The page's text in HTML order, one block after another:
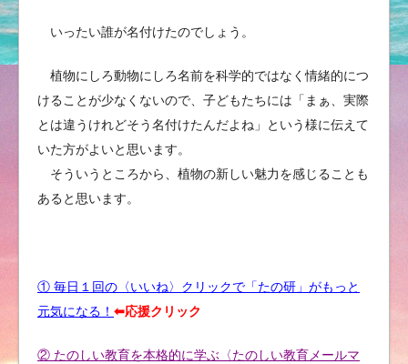
いったい誰が名付けたのでしょう。
植物にしろ動物にしろ名前を科学的ではなく情緒的につ
けることが少なくないので、子どもたちには「まぁ、実際
とは違うけれどそう名付けたんだよね」という様に伝えて
いた方がよいと思います。
そういうところから、植物の新しい魅力を感じることも
あると思います。
① 毎日１回の〈いいね〉クリックで「たの研」がもっと
元気になる！ ⬅︎応援クリック
② たのしい教育を本格的に学ぶ〈たのしい教育メールマ